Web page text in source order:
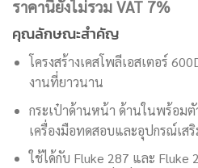
ราคานี้ยังไม่รวม VAT 7%
คุณลักษณะสำคัญ
โครงสร้างเคสโพลีเอสเตอร์
งานที่ยาวนาน
กระเป๋าด้านหน้า ด้านในพร้อม
เครื่องมือทดสอบและอุปกรณ์เส
ใช้ได้กับ Fluke 287 และ Fluke